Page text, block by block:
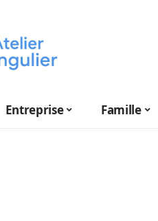
Entreprise Famille